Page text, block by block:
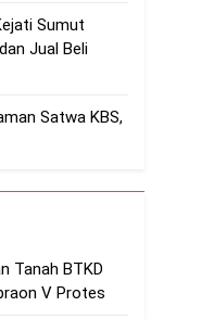
Sumut
Jual Beli
Satwa KBS,
Tanah BTKD
V Protes